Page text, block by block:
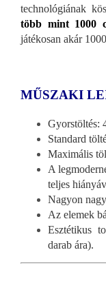
technológiának
több mint 1000
játékosan akár
MŰSZAKI
Gyorstöltés:
Standard
Maximális
A
teljes
Nagyon
Az elemek
Esztétikus
darab ára).